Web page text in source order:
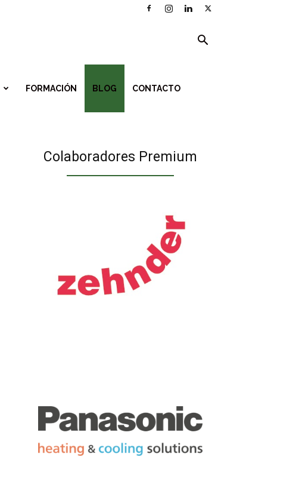
FORMACIÓN BLOG CONTACTO
Colaboradores Premium